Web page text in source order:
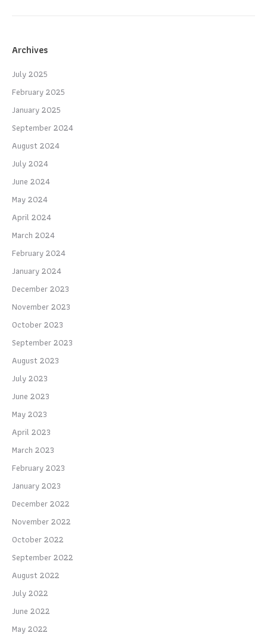
Archives
July 2025
February 2025
January 2025
September 2024
August 2024
July 2024
June 2024
May 2024
April 2024
March 2024
February 2024
January 2024
December 2023
November 2023
October 2023
September 2023
August 2023
July 2023
June 2023
May 2023
April 2023
March 2023
February 2023
January 2023
December 2022
November 2022
October 2022
September 2022
August 2022
July 2022
June 2022
May 2022